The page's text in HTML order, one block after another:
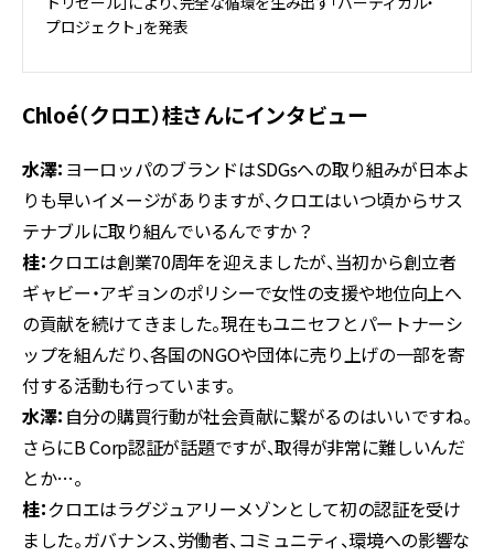
プロジェクト」を発表
Chloé（クロエ）桂さんにインタビュー
水澤： ヨーロッパのブランドはSDGsへの取り組みが日本よ
りも早いイメージがありますが、クロエはいつ頃からサス
テナブルに取り組んでいるんですか？
桂：クロエは創業70周年を迎えましたが、当初から創立者
ギャビー・アギョンのポリシーで女性の支援や地位向上へ
の貢献を続けてきました。現在もユニセフとパートナーシ
ップを組んだり、各国のNGOや団体に売り上げの一部を寄
付する活動も行っています。
水澤： 自分の購買行動が社会貢献に繋がるのはいいですね。
さらにB Corp認証が話題ですが、取得が非常に難しいんだ
とか…。
桂：クロエはラグジュアリーメゾンとして初の認証を受け
ました。ガバナンス、労働者、コミュニティ、環境への影響な